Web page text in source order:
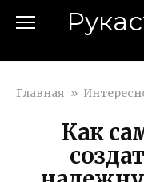
Главная »
Как